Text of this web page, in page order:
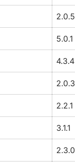
2.0.5
5.0.1
4.3.4
2.0.3
2.2.1
3.1.1
2.3.0